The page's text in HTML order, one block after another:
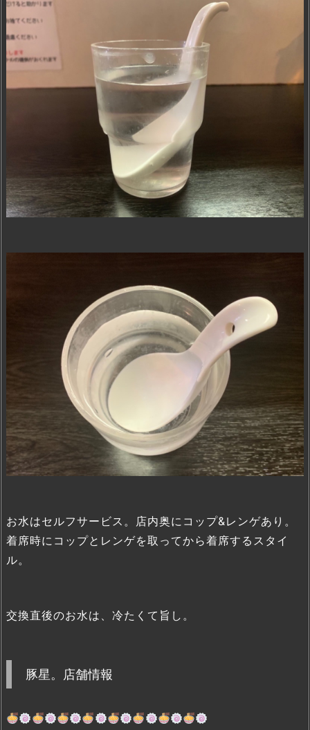
お水はセルフサービス。店内奥にコップ&レンゲあり。
着席時にコップとレンゲを取ってから着席するスタイ
ル。
交換直後のお水は、冷たくて旨し。
豚星。店舗情報